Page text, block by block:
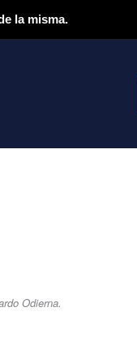
la misma.
Odierna.